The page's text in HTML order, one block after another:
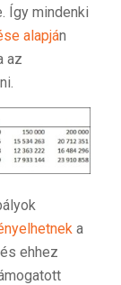
Így mindenki
alapján
az
a
ehhez